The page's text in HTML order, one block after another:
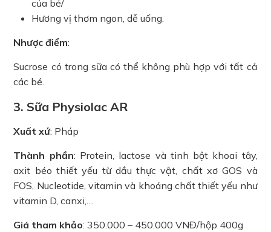
của bé/
Hương vị thơm ngon, dễ uống.
Nhược điểm:
Sucrose có trong sữa có thể không phù hợp với tất cả
các bé.
3. Sữa Physiolac AR
Xuất xứ: Pháp
Thành phần: Protein, lactose và tinh bột khoai tây,
axit béo thiết yếu từ dầu thực vật, chất xơ GOS và
FOS, Nucleotide, vitamin và khoáng chất thiết yếu như
vitamin D, canxi,…
Giá tham khảo: 350.000 – 450.000 VNĐ/hộp 400g